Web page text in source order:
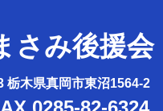
さみ後援会
栃木県真岡市東沼1564-2